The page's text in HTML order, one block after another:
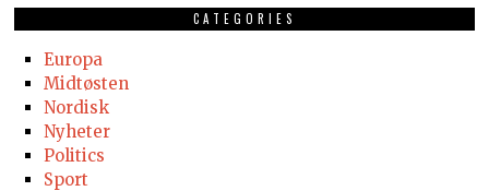
CATEGORIES
Europa
Midtøsten
Nordisk
Nyheter
Politics
Sport